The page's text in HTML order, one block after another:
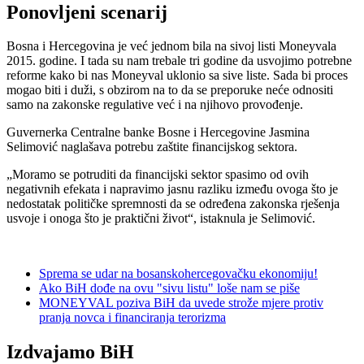
Ponovljeni scenarij
Bosna i Hercegovina je već jednom bila na sivoj listi Moneyvala
2015. godine. I tada su nam trebale tri godine da usvojimo potrebne
reforme kako bi nas Moneyval uklonio sa sive liste. Sada bi proces
mogao biti i duži, s obzirom na to da se preporuke neće odnositi
samo na zakonske regulative već i na njihovo provođenje.
Guvernerka Centralne banke Bosne i Hercegovine Jasmina
Selimović naglašava potrebu zaštite financijskog sektora.
„Moramo se potruditi da financijski sektor spasimo od ovih
negativnih efekata i napravimo jasnu razliku između ovoga što je
nedostatak političke spremnosti da se određena zakonska rješenja
usvoje i onoga što je praktični život“, istaknula je Selimović.
Sprema se udar na bosanskohercegovačku ekonomiju!
Ako BiH dođe na ovu "sivu listu" loše nam se piše
MONEYVAL poziva BiH da uvede strože mjere protiv
pranja novca i financiranja terorizma
Izdvajamo BiH